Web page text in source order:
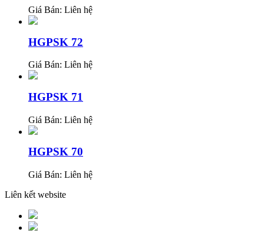
Giá Bán: Liên hệ
HGPSK 72
Giá Bán: Liên hệ
HGPSK 71
Giá Bán: Liên hệ
HGPSK 70
Giá Bán: Liên hệ
Liên kết website